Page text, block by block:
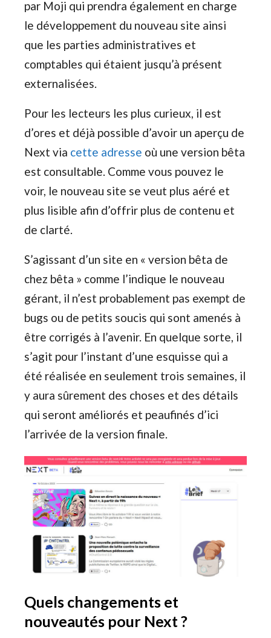
par Moji qui prendra également en charge
le développement du nouveau site ainsi
que les parties administratives et
comptables qui étaient jusqu’à présent
externalisées.
Pour les lecteurs les plus curieux, il est
d’ores et déjà possible d’avoir un aperçu de
Next via cette adresse où une version bêta
est consultable. Comme vous pouvez le
voir, le nouveau site se veut plus aéré et
plus lisible afin d’offrir plus de contenu et
de clarté.
S’agissant d’un site en « version bêta de
chez bêta » comme l’indique le nouveau
gérant, il n’est probablement pas exempt de
bugs ou de petits soucis qui sont amenés à
être corrigés à l’avenir. En quelque sorte, il
s’agit pour l’instant d’une esquisse qui a
été réalisée en seulement trois semaines, il
y aura sûrement des choses et des détails
qui seront améliorés et peaufinés d’ici
l’arrivée de la version finale.
Quels changements et
nouveautés pour Next ?